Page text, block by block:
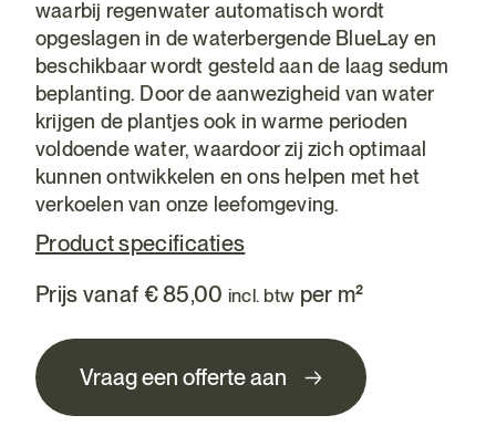
Prijs vanaf €85,00 incl. btw per m²
waarbij regenwater automatisch wordt
opgeslagen in de waterbergende BlueLay en
beschikbaar wordt gesteld aan de laag sedum
beplanting. Door de aanwezigheid van water
krijgen de plantjes ook in warme perioden
voldoende water, waardoor zij zich optimaal
kunnen ontwikkelen en ons helpen met het
verkoelen van onze leefomgeving.
Product specificaties
Vraag een offerte aan